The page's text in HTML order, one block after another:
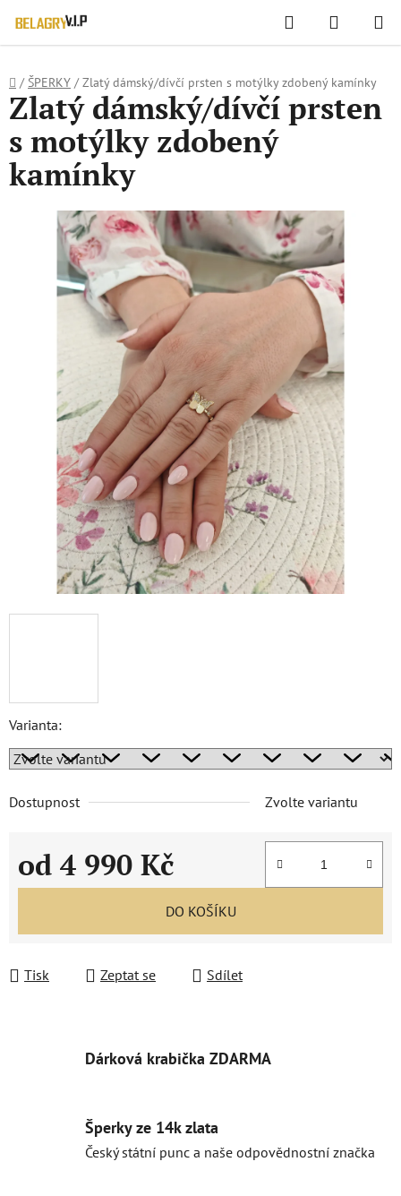
WIDGET HODNOCENÍ OBCHODU
Přejít
na
Hledat
KOŠÍK
Domů
/ ŠPERKY / Zlatý dámský/dívčí prsten s motýlky zdobený kamínky
Varianta:
Dostupnost Zvolte variantu
od 4 990 Kč
Měrná cena:
DO KOŠÍKU
Tisk Zeptat se Sdílet
Zlatý dámský/dívčí prsten
s motýlky zdobený
kamínky
Dárková krabička ZDARMA
Šperky ze 14k zlata
Český státní punc a naše odpovědnostní značka